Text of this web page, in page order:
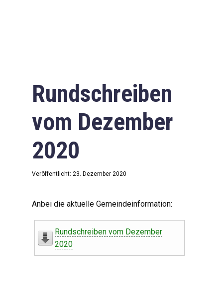
Rundschreiben
vom Dezember
2020
Veröffentlicht: 23. Dezember 2020
Anbei die aktuelle Gemeindeinformation:
Rundschreiben vom Dezember
2020